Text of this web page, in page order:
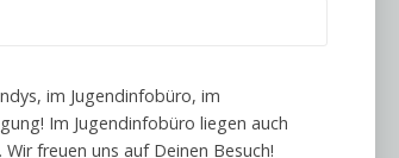
im Jugendinfobüro, im
Im Jugendinfobüro liegen auch
freuen uns auf Deinen Besuch!